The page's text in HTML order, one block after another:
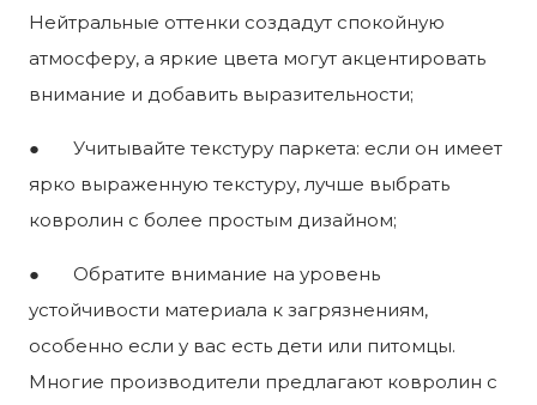
Нейтральные оттенки создадут спокойную
атмосферу, а яркие цвета могут акцентировать
внимание и добавить выразительности;
● Учитывайте текстуру паркета: если он имеет
ярко выраженную текстуру, лучше выбрать
ковролин с более простым дизайном;
● Обратите внимание на уровень
устойчивости материала к загрязнениям,
особенно если у вас есть дети или питомцы.
Многие производители предлагают ковролин с